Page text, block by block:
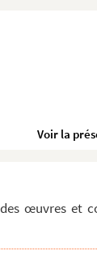
œuvres et